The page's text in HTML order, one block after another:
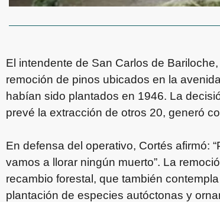
El intendente de San Carlos de
remoción de pinos ubicados en la
habían sido plantados en 1946. La
prevé la extracción de otros 20, generó
En defensa del operativo, Cortés afirmó:
vamos a llorar ningún muerto”. La
recambio forestal, que también
plantación de especies autóctonas y